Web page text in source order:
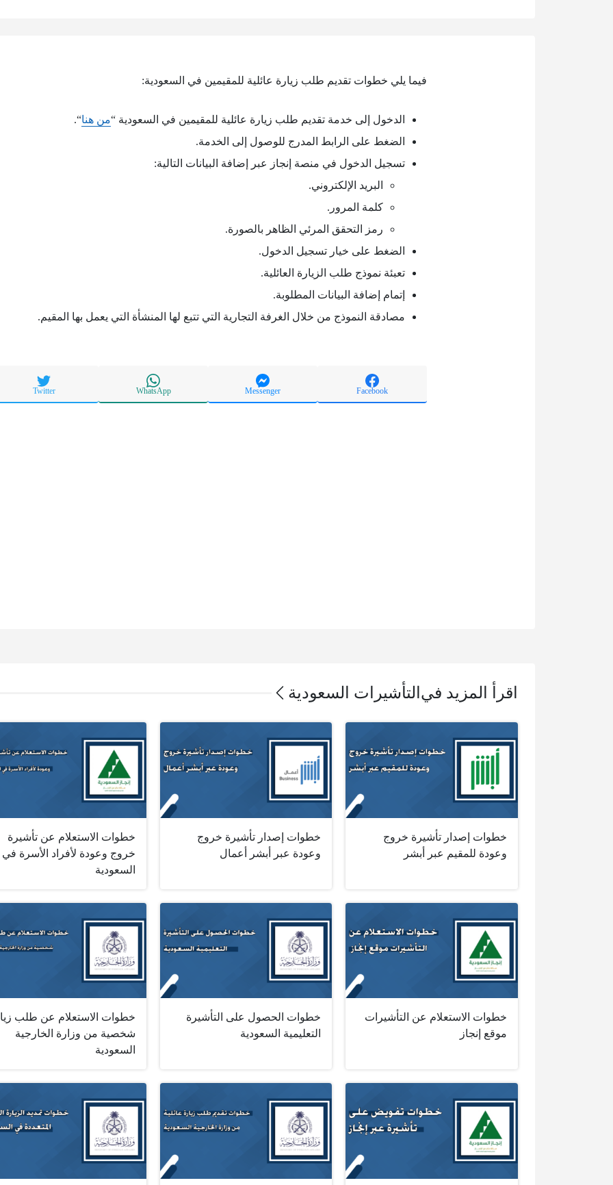
فيما يلي خطوات تقديم طلب زيارة عائلية للمقيمين في السعودية:
الدخول إلى خدمة تقديم طلب زيارة عائلية للمقيمين في السعودية “من هنا“.
الضغط على الرابط المدرج للوصول إلى الخدمة.
تسجيل الدخول في منصة إنجاز عبر إضافة البيانات التالية:
البريد الإلكتروني.
كلمة المرور.
رمز التحقق المرئي الظاهر بالصورة.
الضغط على خيار تسجيل الدخول.
تعبئة نموذج طلب الزيارة العائلية.
إتمام إضافة البيانات المطلوبة.
مصادقة النموذج من خلال الغرفة التجارية التي تتبع لها المنشأة التي يعمل بها المقيم.
Facebook
Messenger
WhatsApp
Twitter
اقرأ المزيد في التأشيرات السعودية
خطوات إصدار تأشيرة خروج
وعودة للمقيم عبر أبشر
خطوات إصدار تأشيرة خروج
وعودة عبر أبشر أعمال
خطوات الاستعلام عن تأشيرة
خروج وعودة لأفراد الأسرة في
السعودية
خطوات الاستعلام عن التأشيرات
موقع إنجاز
خطوات الحصول على التأشيرة
التعليمية السعودية
خطوات الاستعلام عن طلب
شخصية من وزارة الخارجية
السعودية